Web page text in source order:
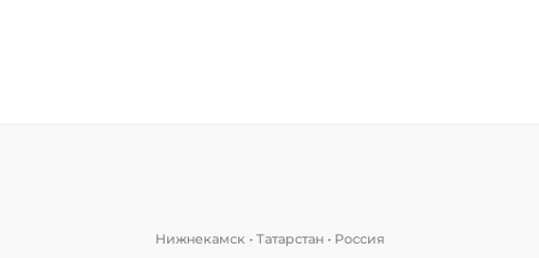
Нижнекамск • Татарстан • Россия